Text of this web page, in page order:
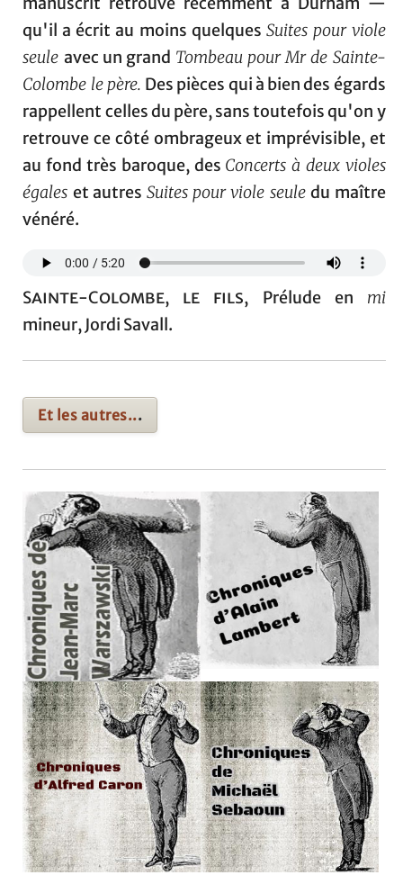
qu'il a écrit au moins quelques Suites pour viole
seule avec un grand Tombeau pour Mr de Sainte-
Colombe le père. Des pièces qui à bien des égards
rappellent celles du père, sans toutefois qu'on y
retrouve ce côté ombrageux et imprévisible, et
au fond très baroque, des Concerts à deux violes
égales et autres Suites pour viole seuledu maître
vénéré.
Sainte-Colombe, le fils, Prélude en mi
mineur, Jordi Savall.
Et les autres...